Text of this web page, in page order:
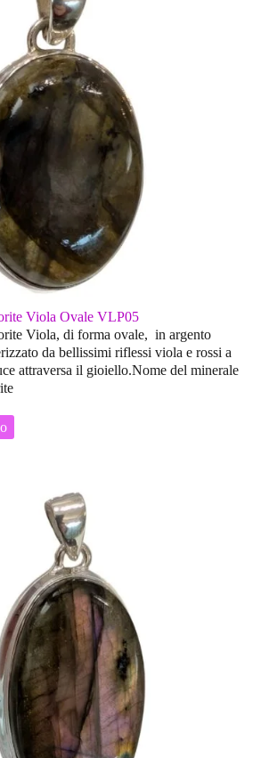
Viola Ovale VLP05
Viola, di forma ovale, in argento
da bellissimi riflessi viola e rossi a
attraversa il gioiello.Nome del minerale